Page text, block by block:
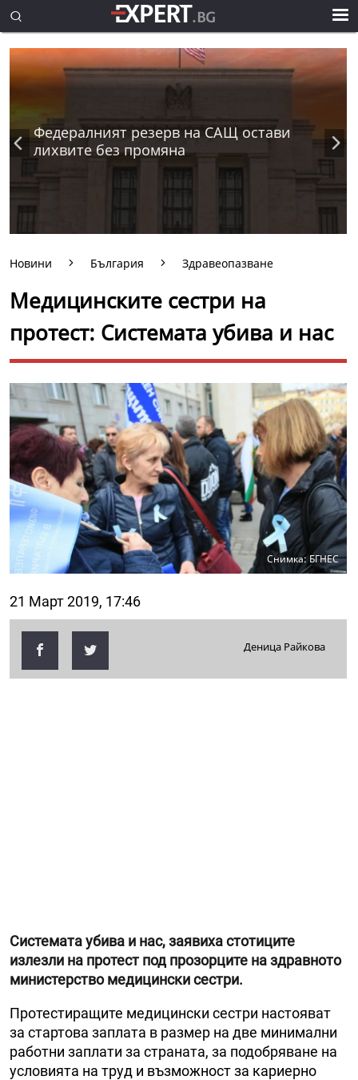
Федералният резерв на САЩ остави
лихвите без промяна
Новини България Здравеопазване
Медицинските сестри на
протест: Системата убива и нас
Снимка: БГНЕС
21 Март 2019, 17:46
Деница Райкова
Системата убива и нас, заявиха стотиците
излезли на протест под прозорците на здравното
министерство медицински сестри.
Протестиращите медицински сестри настояват
за стартова заплата в размер на две минимални
работни заплати за страната, за подобряване на
условията на труд и възможност за кариерно